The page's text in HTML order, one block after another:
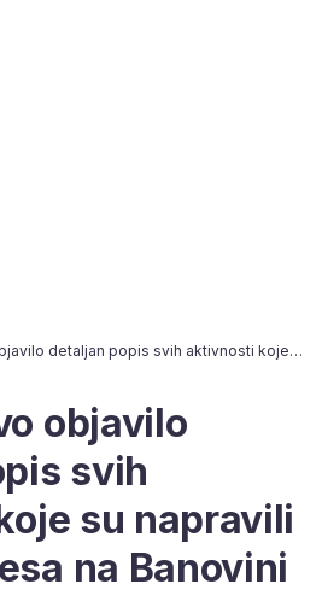
Ministarstvo objavilo detaljan popis svih aktivnosti koje su napravili nakon potresa na Banovini
objavilo
svih
su napravili
na Banovini